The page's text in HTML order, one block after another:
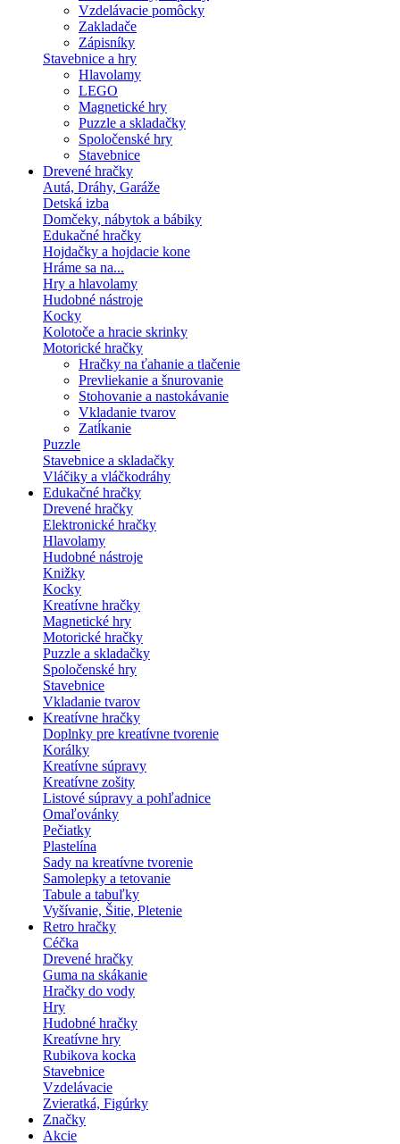
Vzdelávacie pomôcky
Zakladače
Zápisníky
Stavebnice a hry
Hlavolamy
LEGO
Magnetické hry
Puzzle a skladačky
Spoločenské hry
Stavebnice
Drevené hračky
Autá, Dráhy, Garáže
Detská izba
Domčeky, nábytok a bábiky
Edukačné hračky
Hojdačky a hojdacie kone
Hráme sa na...
Hry a hlavolamy
Hudobné nástroje
Kocky
Kolotoče a hracie skrinky
Motorické hračky
Hračky na ťahanie a tlačenie
Prevliekanie a šnurovanie
Stohovanie a nastokávanie
Vkladanie tvarov
Zatĺkanie
Puzzle
Stavebnice a skladačky
Vláčiky a vláčkodráhy
Edukačné hračky
Drevené hračky
Elektronické hračky
Hlavolamy
Hudobné nástroje
Knižky
Kocky
Kreatívne hračky
Magnetické hry
Motorické hračky
Puzzle a skladačky
Spoločenské hry
Stavebnice
Vkladanie tvarov
Kreatívne hračky
Doplnky pre kreatívne tvorenie
Korálky
Kreatívne súpravy
Kreatívne zošity
Listové súpravy a pohľadnice
Omaľovánky
Pečiatky
Plastelína
Sady na kreatívne tvorenie
Samolepky a tetovanie
Tabule a tabuľky
Vyšívanie, Šitie, Pletenie
Retro hračky
Céčka
Drevené hračky
Guma na skákanie
Hračky do vody
Hry
Hudobné hračky
Kreatívne hry
Rubikova kocka
Stavebnice
Vzdelávacie
Zvieratká, Figúrky
Značky
Akcie